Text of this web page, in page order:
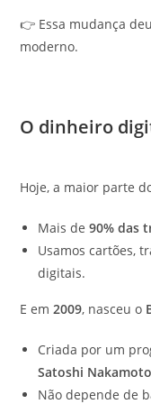
👉 Essa mudança
moderno.
O dinheiro
Hoje, a maior parte
Mais de90% das
Usamos cartões,
digitais.
E em2009, nasceu o
Criada por um
Satoshi Nakamoto
Não depende de